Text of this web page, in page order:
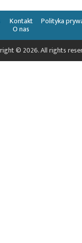
Kontakt
O nas
Polityka
© 2026. All rights